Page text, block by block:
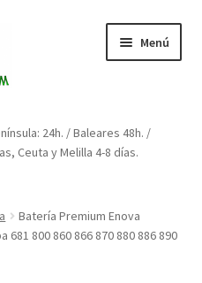
Menú
24h. / Baleares 48h. /
Ceuta y Melilla 4-8 días.
Batería Premium Enova
800 860 866 870 880 886 890